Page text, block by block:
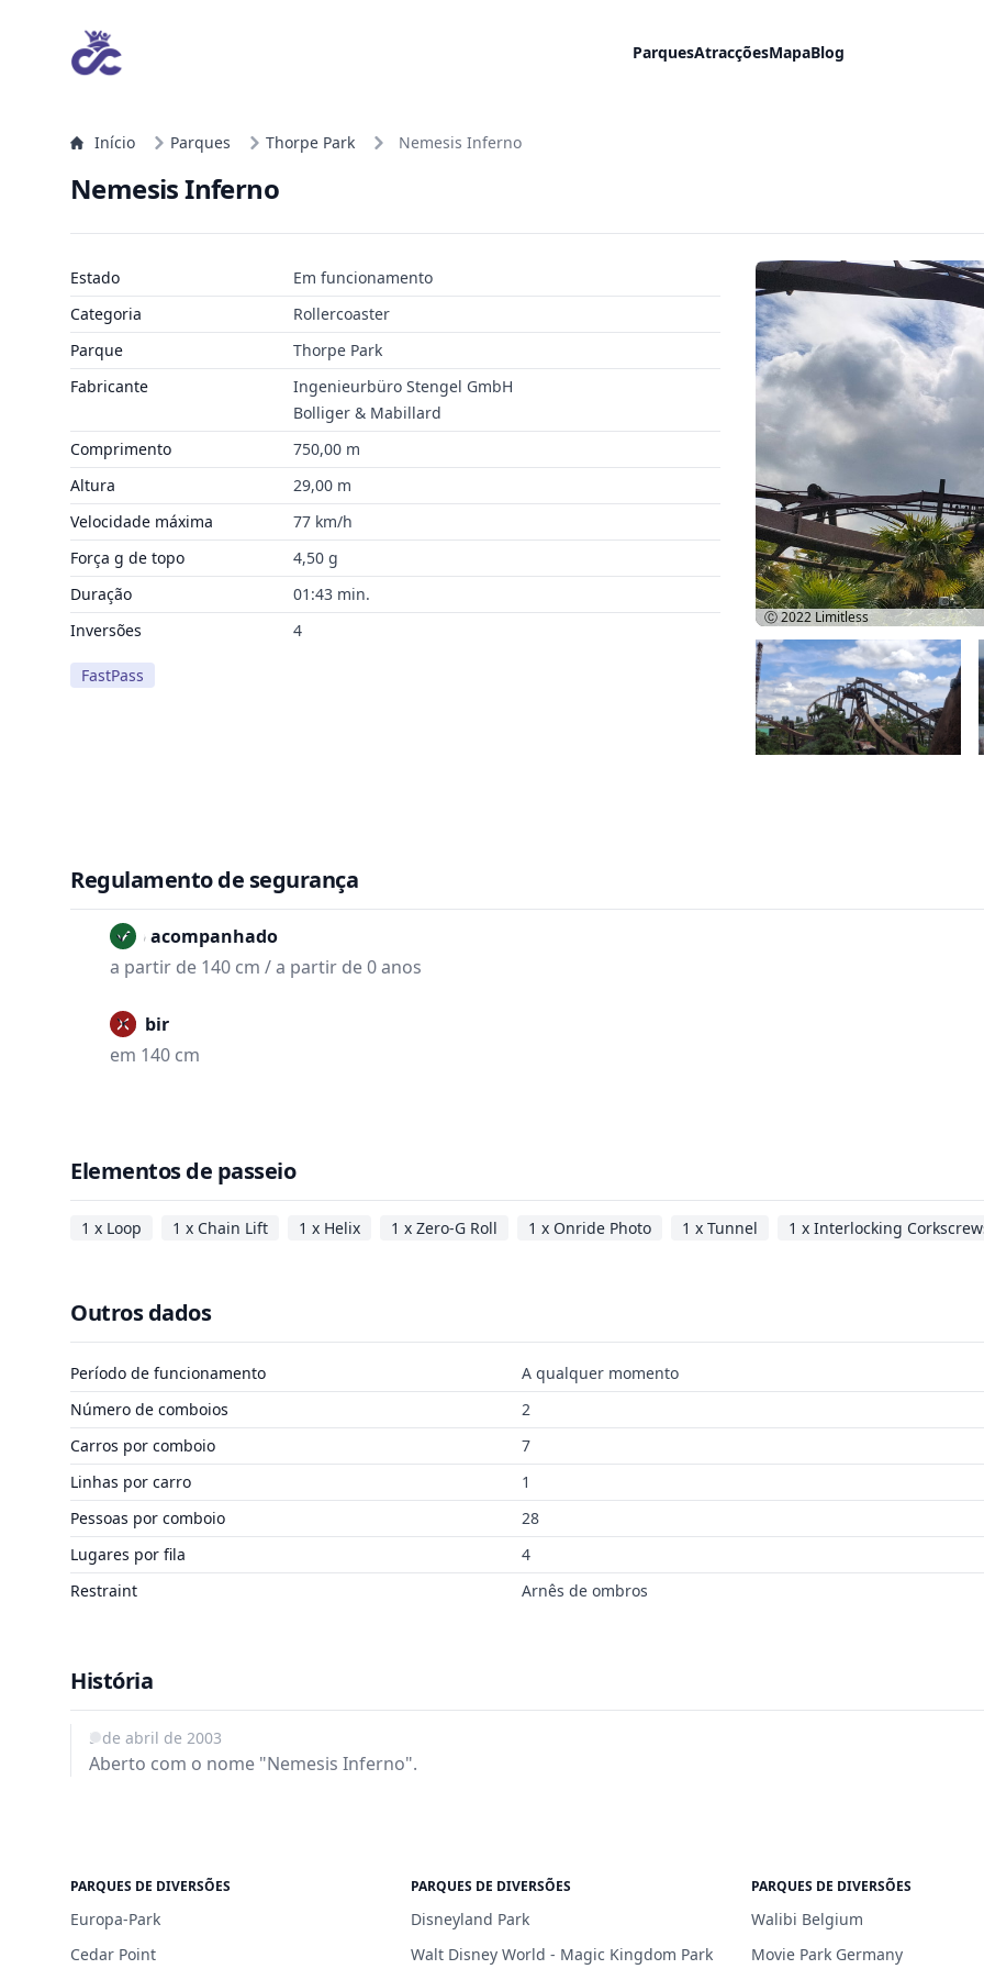
ParquesAtracçõesMapaBlog
Início Parques Thorpe Park Nemesis Inferno
Nemesis Inferno
Estado
Em funcionamento
Categoria
Rollercoaster
Parque
Thorpe Park
Fabricante
Ingenieurbüro Stengel GmbH
Bolliger & Mabillard
Comprimento
750,00 m
Altura
29,00 m
Velocidade máxima
77 km/h
Força g de topo
4,50 g
Duração
01:43 min.
Inversões
4
FastPass
Ⓒ 2022 Limitless
Regulamento de segurança
Não acompanhado
a partir de 140 cm / a partir de 0 anos
Proibir
em 140 cm
Elementos de passeio
1 x Loop 1 x Chain Lift 1 x Helix 1 x Zero-G Roll 1 x Onride Photo 1 x Tunnel 1 x Interlocking
Outros dados
Período de funcionamento
A qualquer momento
Número de comboios
2
Carros por comboio
7
Linhas por carro
1
Pessoas por comboio
28
Lugares por fila
4
Restraint
Arnês de ombros
História
5 de abril de 2003
Aberto com o nome "Nemesis Inferno".
PARQUES DE DIVERSÕES
Europa-Park
Cedar Point
PARQUES DE DIVERSÕES
Disneyland Park
Walt Disney World - Magic Kingdom Park
PARQUES DE DIVERSÕES
Walibi Belgium
Movie Park Germany